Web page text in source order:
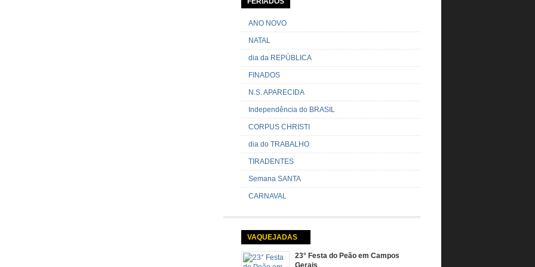
passando pela cidade e visitando a casa das pessoas,
onde são entoadas profecias […]
ANO NOVO
NATAL
dia da REPÚBLICA
FINADOS
N.S. APARECIDA
Independência do BRASIL
CORPUS CHRISTI
dia do TRABALHO
TIRADENTES
Semana SANTA
CARNAVAL
VAQUEJADAS
23° Festa do Peão em Campos
Gerais